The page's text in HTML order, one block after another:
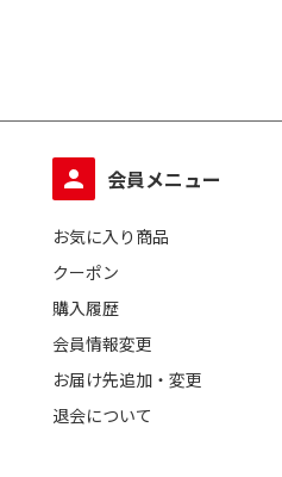
会員メニュー
お気に入り商品
クーポン
購入履歴
会員情報変更
お届け先追加・変更
退会について